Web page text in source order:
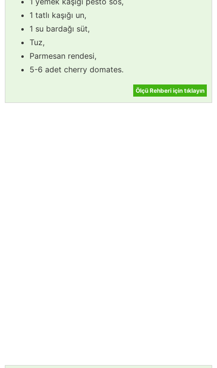
1 tatlı kaşığı un,
1 su bardağı süt,
Tuz,
Parmesan rendesi,
5-6 adet cherry domates.
Ölçü Rehberi için tıklayın